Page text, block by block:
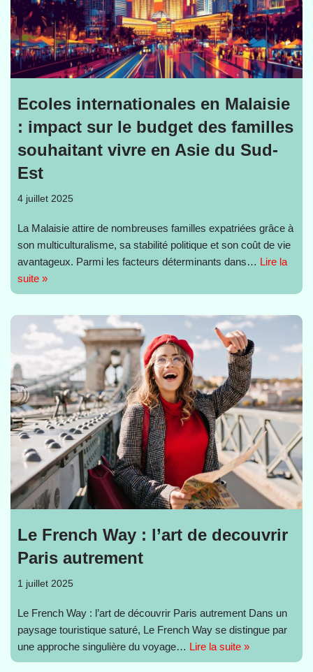
Ecoles internationales en Malaisie
: impact sur le budget des familles
souhaitant vivre en Asie du Sud-
Est
4 juillet 2025
La Malaisie attire de nombreuses familles expatriées grâce à
son multiculturalisme, sa stabilité politique et son coût de vie
avantageux. Parmi les facteurs déterminants dans… Lire la
suite »
Le French Way : l’art de decouvrir
Paris autrement
1 juillet 2025
Le French Way : l’art de découvrir Paris autrement Dans un
paysage touristique saturé, Le French Way se distingue par
une approche singulière du voyage… Lire la suite »